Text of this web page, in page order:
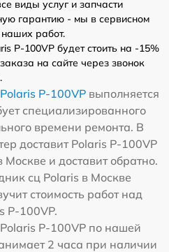
виды услуг и запчасти
гарантию - мы в сервисном
работ.
P-100VP будет стоить на -15%
на сайте через звонок
P-100VP выполняется
специализированного
времени ремонта. В
доставит Polaris P-100VP
Москве и доставит обратно.
сц Polaris в Москве
стоимость работ над
P-100VP.
P-100VP по нашей
2 часа при наличии